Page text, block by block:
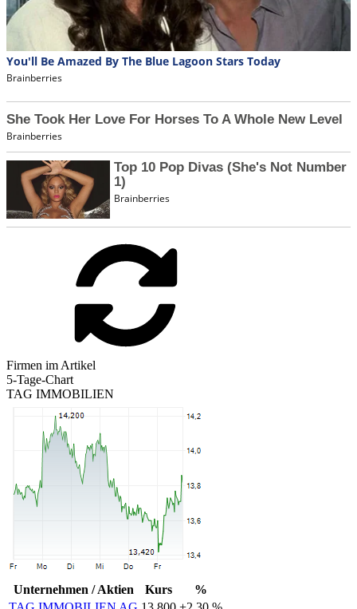
Firmen im Artikel
5-Tage-Chart
TAG IMMOBILIEN
Unternehmen / Aktien Kurs
%